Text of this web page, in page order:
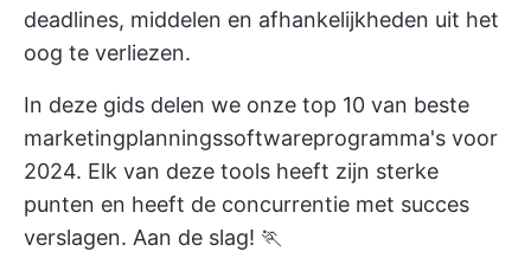
deadlines, middelen en afhankelijkheden uit het
oog te verliezen.
In deze gids delen we onze top 10 van beste
marketingplanningssoftwareprogramma's voor
2024. Elk van deze tools heeft zijn sterke
punten en heeft de concurrentie met succes
verslagen. Aan de slag! 🏃